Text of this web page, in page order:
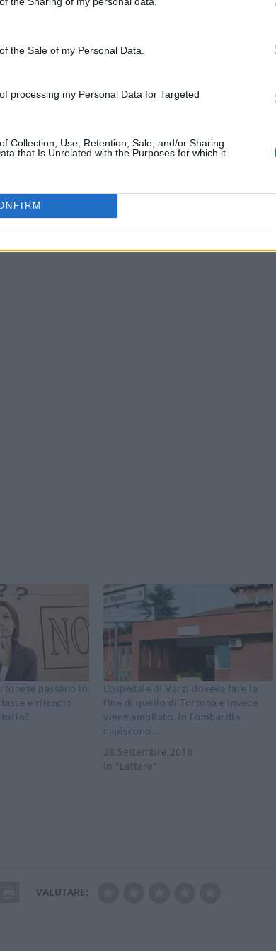
the Sale of my Personal Data.
processing my Personal Data for Targeted
Collection, Use, Retention, Sale, and/or Sharing
that Is Unrelated with the Purposes for which it
di qua” e non sto parlando di confini.
passano in
e rilancio
L’ospedale di Varzi doveva fare la
fine di quello di Tortona e invece
viene ampliato. In Lombardia
capiscono…
28 Settembre 2018
In "Lettere"
VALUTARE: